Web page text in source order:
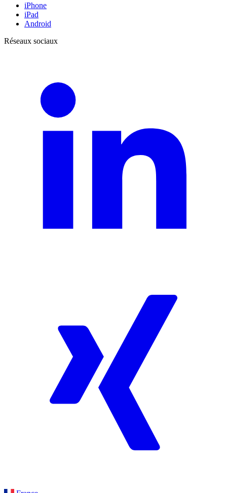
iPhone
iPad
Android
Réseaux sociaux